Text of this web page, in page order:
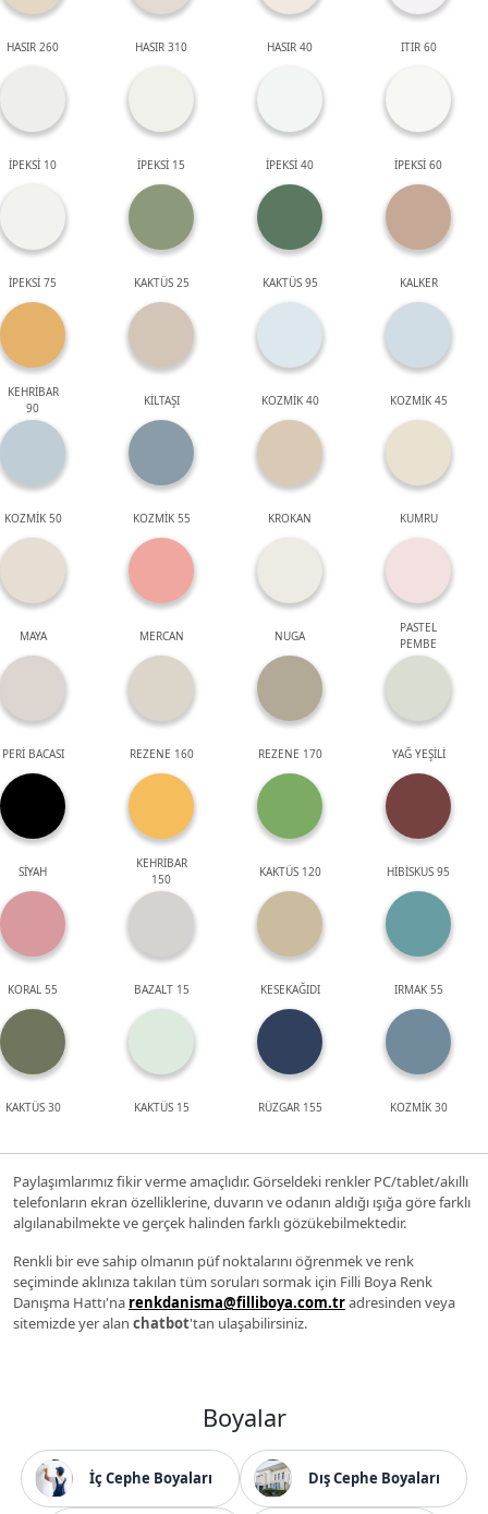
HASIR 260 HASIR 310 HASIR 40 ITIR 60
İPEKSİ 10 İPEKSİ 15 İPEKSİ 40 İPEKSİ 60
İPEKSİ 75 KAKTÜS 25 KAKTÜS 95 KALKER
KEHRİBAR
90
KİLTAŞI KOZMİK 40 KOZMİK 45
KOZMİK 50 KOZMİK 55 KROKAN KUMRU
MAYA MERCAN NUGA
PASTEL
PEMBE
PERİ BACASI REZENE 160 REZENE 170 YAĞ YEŞİLİ
SİYAH
KEHRİBAR
150
KAKTÜS 120 HİBİSKUS 95
KORAL 55 BAZALT 15 KESEKAĞIDI IRMAK 55
KAKTÜS 30 KAKTÜS 15 RÜZGAR 155 KOZMİK 30
Paylaşımlarımız fikir verme amaçlıdır. Görseldeki renkler PC/tablet/akıllı
telefonların ekran özelliklerine, duvarın ve odanın aldığı ışığa göre farklı
algılanabilmekte ve gerçek halinden farklı gözükebilmektedir.
Renkli bir eve sahip olmanın püf noktalarını öğrenmek ve renk
seçiminde aklınıza takılan tüm soruları sormak için Filli Boya Renk
Danışma Hattı'na renkdanisma@filliboya.com.tradresinden veya
sitemizde yer alan chatbot'tan ulaşabilirsiniz.
Boyalar
İç Cephe Boyaları Dış Cephe Boyaları